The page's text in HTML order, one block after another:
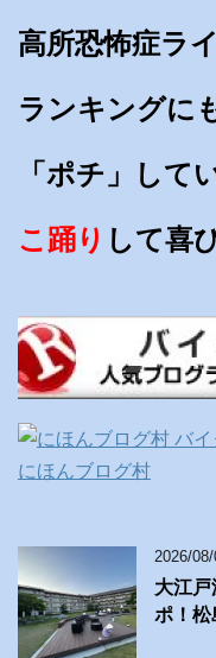
高所恐怖症ラ
ランキングに
「ポチ」して
こ踊り して喜
にほんブログ村
2026/
大江
ポ！松